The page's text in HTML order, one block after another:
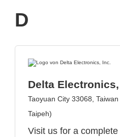
D
Delta
Taoyuan City 33068,
Taipeh)
Visit us for a